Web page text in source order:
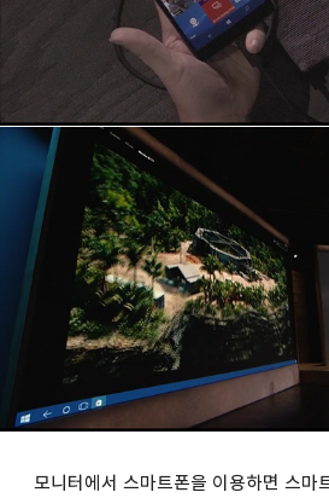
모니터에서 스마트폰을 이용하면 스마